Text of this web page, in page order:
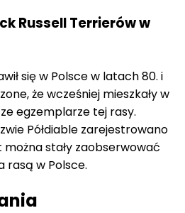
Russell Terrierów w
się w Polsce w latach 80. i
że wcześniej mieszkały w
egzemplarze tej rasy.
Półdiable zarejestrowano
można stały zaobserwować
rasą w Polsce.